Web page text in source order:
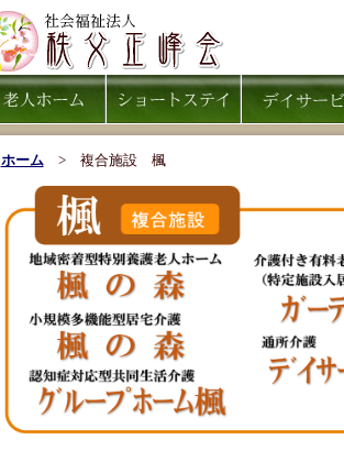
ホーム> 複合施設 楓